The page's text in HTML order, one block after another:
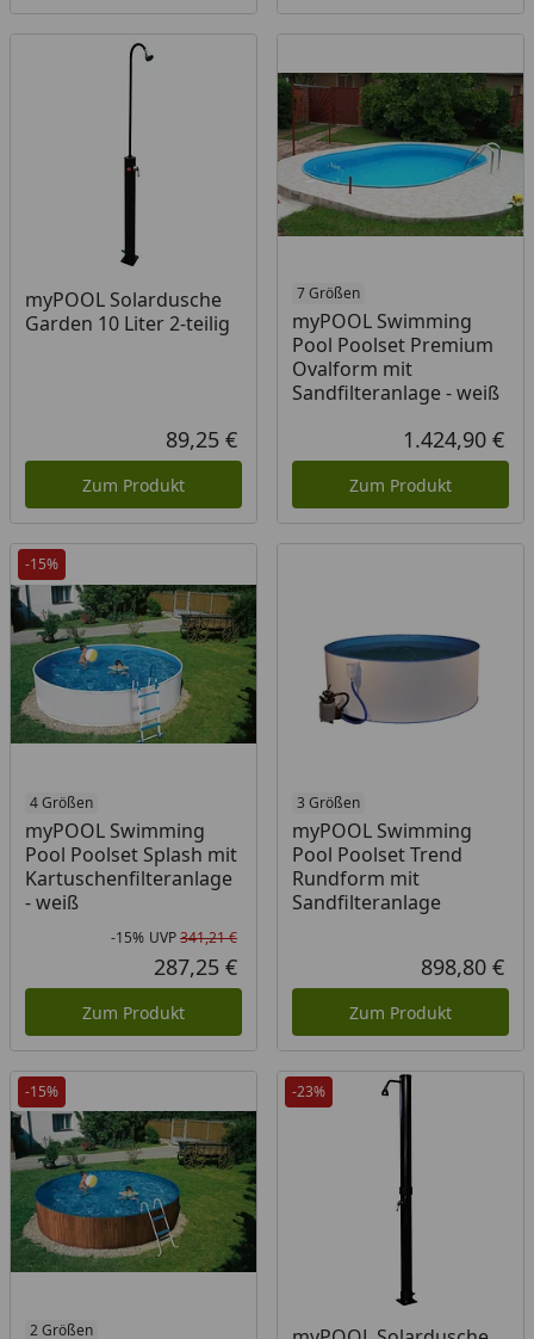
myPOOL Solardusche
Garden 10 Liter 2-teilig
Aktueller Preis
89,25 €
Zum Produkt
7 Größen
myPOOL Swimming
Pool Poolset Premium
Ovalform mit
Sandfilteranlage - weiß
1.424,90 €
Zum Produkt
-15%
4 Größen
myPOOL Swimming
Pool Poolset Splash mit
Kartuschenfilteranlage
- weiß
Rabatt in Prozent
-15%
Ursprünglicher Preis
UVP341,21 €
Aktueller Preis
287,25 €
Zum Produkt
3 Größen
myPOOL Swimming
Pool Poolset Trend
Rundform mit
Sandfilteranlage
898,80 €
Zum Produkt
-15%
2 Größen
-23%